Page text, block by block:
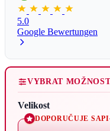
5.0
Google Bewertungen
VYBRAT
Velikost
DOPORUČUJE SAPI